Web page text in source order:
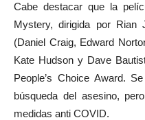
Cabe destacar que la
Mystery, dirigida por
(Daniel Craig, Edward
Kate Hudson y Dave
People’s Choice Award.
búsqueda del asesino,
medidas anti COVID.